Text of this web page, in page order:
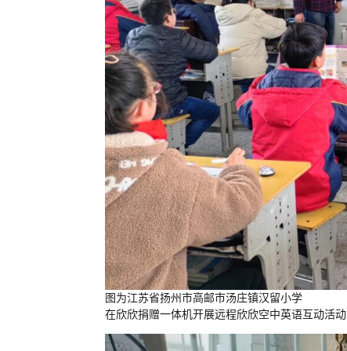
图为江苏省扬州市高邮市汤庄镇汉留小学
在欣欣捐赠一体机开展远程欣欣空中英语互动活动